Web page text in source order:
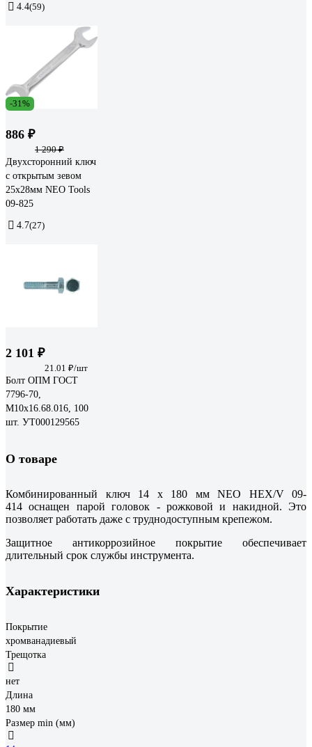
4.4(59)
-31%
886 ₽
1 290 ₽
Двухсторонний ключ
с открытым зевом
25x28мм NEO Tools
09-825
4.7(27)
2 101 ₽
21.01 ₽/шт
Болт ОПМ ГОСТ
7796-70,
М10x16.68.016, 100
шт. УТ000129565
О товаре
Комбинированный ключ 14 x 180 мм NEO HEX/V 09-
414 оснащен парой головок - рожковой и накидной. Это
позволяет работать даже с труднодоступным крепежом.
Защитное антикоррозийное покрытие обеспечивает
длительный срок службы инструмента.
Характеристики
Покрытие
хромванадиевый
Трещотка
нет
Длина
180 мм
Размер min (мм)